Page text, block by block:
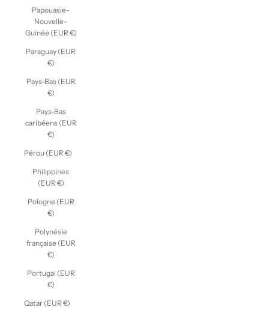
Papouasie-
Nouvelle-
Guinée (EUR €)
Paraguay (EUR
€)
Pays-Bas (EUR
€)
Pays-Bas
caribéens (EUR
€)
Pérou (EUR €)
Philippines
(EUR €)
Pologne (EUR
€)
Polynésie
française (EUR
€)
Portugal (EUR
€)
Qatar (EUR €)